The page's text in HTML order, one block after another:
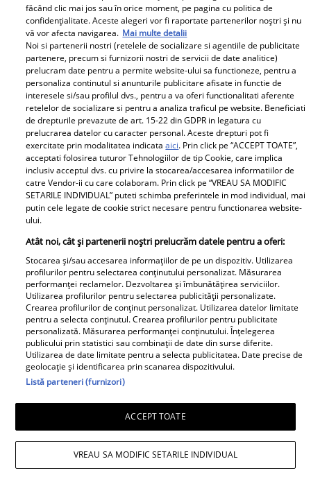
despre DIVORȚUL de
Andreea Ibacka, iar ce a
putut face public a
stârnit valuri și valuri de
reacții: "M-a atins mai
tare decât mi-ar fi
plăcut să cred. Nu mi-a
convenit să..." Iar în
continuarea a vorbit
despre cel mai
DUREROS detaliu:
"Singura cale era să
mă...”
spus adevărul despre
relația cu GINERELE EI,
Radu Siffredi. Nimeni
nu se aștepta să scoată
la iveală și ACEST
AMĂNUNT ce i-a lăsat
pe mulți fără replică:
"M-am lămurit"
Redactia.ro
Boala care a rapus-o pe
Adela Marculescu. De
ce ajunsese in scaun cu
rotile: &quot;In urma cu
un an...&quot; Vezi mai
Primele cuvinte ale
mamei lui Rares Cojoc
dupa divortul de
Andreea Popescu. Ce i-a
comentat public fostei
Doliu în familia lui Miraj
Tzunami! Fiica artistului
și-a luat rămas-bun
printr-un mesaj dureros
Surpriză în showbiz-ul
românesc! Valentin
Sanfira și Codruța Filip,
împreună ....
Retete
făcând clic mai jos sau în orice moment, pe pagina cu politica de
confidențialitate. Aceste alegeri vor fi raportate partenerilor noștri și nu
vă vor afecta navigarea. Mai multe detalii
Noi si partenerii nostri (retelele de socializare si agentiile de publicitate
partenere, precum si furnizorii nostri de servicii de date analitice)
prelucram date pentru a permite website-ului sa functioneze, pentru a
personaliza continutul si anunturile publicitare afisate in functie de
interesele si/sau profilul dvs., pentru a va oferi functionalitati aferente
retelelor de socializare si pentru a analiza traficul pe website. Beneficiati
de drepturile prevazute de art. 15-22 din GDPR in legatura cu
prelucrarea datelor cu caracter personal. Aceste drepturi pot fi
exercitate prin modalitatea indicataaici. Prin click pe “ACCEPT TOATE”,
acceptati folosirea tuturor Tehnologiilor de tip Cookie, care implica
inclusiv acceptul dvs. cu privire la stocarea/accesarea informatiilor de
catre Vendor-ii cu care colaboram. Prin click pe “VREAU SA MODIFIC
SETARILE INDIVIDUAL” puteti schimba preferintele in mod individual, mai
putin cele legate de cookie strict necesare pentru functionarea website-
ului.
Atât noi, cât și partenerii noștri prelucrăm datele pentru a oferi:
Stocarea și/sau accesarea informațiilor de pe un dispozitiv. Utilizarea
profilurilor pentru selectarea conținutului personalizat. Măsurarea
performanței reclamelor. Dezvoltarea și îmbunătățirea serviciilor.
Utilizarea profilurilor pentru selectarea publicității personalizate.
Crearea profilurilor de conținut personalizat. Utilizarea datelor limitate
pentru a selecta conținutul. Crearea profilurilor pentru publicitate
personalizată. Măsurarea performanței conținutului. Înțelegerea
publicului prin statistici sau combinații de date din surse diferite.
Utilizarea de date limitate pentru a selecta publicitatea. Date precise de
geolocație și identificarea prin scanarea dispozitivului.
Listă parteneri (furnizori)
ACCEPT TOATE
VREAU SA MODIFIC SETARILE INDIVIDUAL